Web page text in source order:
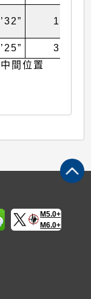
15
30
間位置
M5.0+
M6.0+